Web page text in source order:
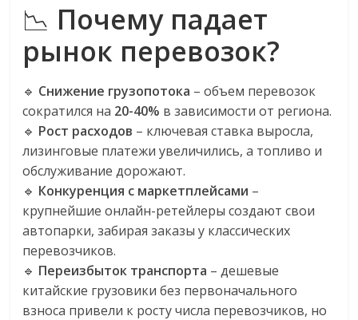
Нам
важно,
как
знать
как
Сеть
меняет
жизнь
людей
обсудить
эти
изменения
читателем.
📉 Почему падает
рынок перевозок?
🔹 Снижение грузопотока – объем перевозок
сократился на 20-40% в зависимости от региона.
🔹 Рост расходов – ключевая ставка выросла,
лизинговые платежи увеличились, а топливо и
обслуживание дорожают.
🔹 Конкуренция с маркетплейсами –
крупнейшие онлайн-ретейлеры создают свои
автопарки, забирая заказы у классических
перевозчиков.
🔹 Переизбыток транспорта – дешевые
китайские грузовики без первоначального
взноса привели к росту числа перевозчиков, но